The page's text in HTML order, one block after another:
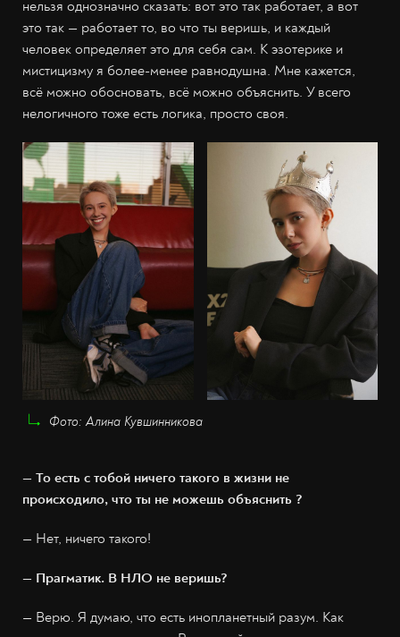
нельзя однозначно сказать: вот это так работает, а вот
это так — работает то, во что ты веришь, и каждый
человек определяет это для себя сам. К эзотерике и
мистицизму я более-менее равнодушна. Мне кажется,
всё можно обосновать, всё можно объяснить. У всего
нелогичного тоже есть логика, просто своя.
Фото: Алина Кувшинникова
— То есть с тобой ничего такого в жизни не
происходило, что ты не можешь объяснить ?
— Нет, ничего такого!
— Прагматик. В НЛО не веришь?
— Верю. Я думаю, что есть инопланетный разум. Как